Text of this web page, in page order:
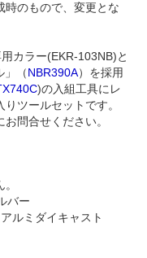
のもので、変更とな
カラー(EKR-103NB)と
」（NBR390A）を採用
)の入組工具にレ
ツールセットです。
問合せください。
バー
ルミダイキャスト